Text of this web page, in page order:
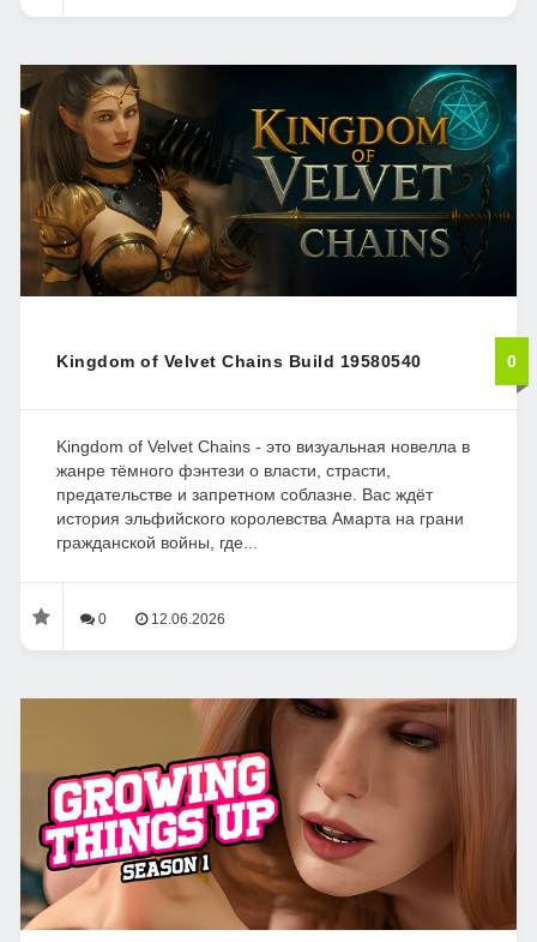
Kingdom of Velvet Сhains Build 19580540 0
Kingdom of Velvet Chains - это визуальная новелла в
жанре тёмного фэнтези о власти, страсти,
предательстве и запретном соблазне. Вас ждёт
история эльфийского королевства Амарта на грани
гражданской войны, где...
0 12.06.2026